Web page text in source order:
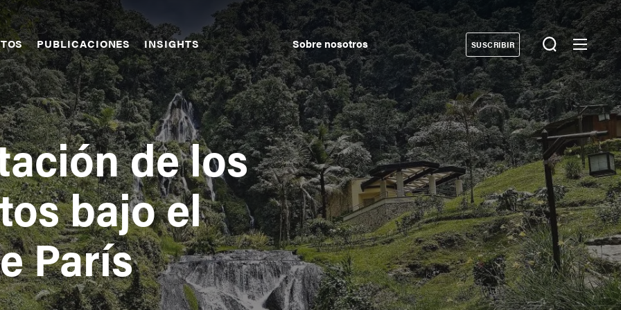
PUBLICACIONES INSIGHTS
Secondary
Navigation
Sobre nosotros
Donate
SUSCRIBIR
de los
bajo el
París